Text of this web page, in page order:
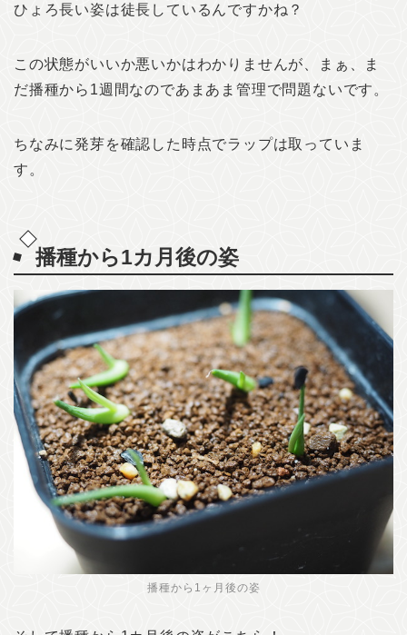
ひょろ長い姿は徒長しているんですかね？
この状態がいいか悪いかはわかりませんが、まぁ、ま
だ播種から1週間なのであまあま管理で問題ないです。
ちなみに発芽を確認した時点でラップは取っていま
す。
播種から1カ月後の姿
播種から1ヶ月後の姿